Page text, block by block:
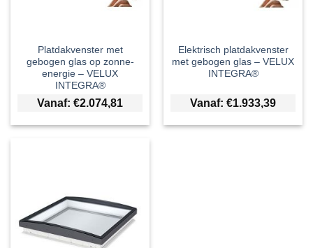
Platdakvenster met
gebogen glas op zonne-
energie – VELUX
INTEGRA®
Vanaf: €2.074,81
Elektrisch platdakvenster
met gebogen glas – VELUX
INTEGRA®
Vanaf: €1.933,39